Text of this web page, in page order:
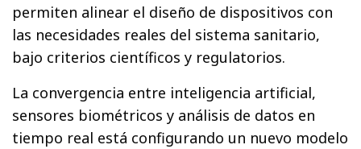
permiten alinear el diseño de dispositivos con
las necesidades reales del sistema sanitario,
bajo criterios científicos y regulatorios.
La convergencia entre inteligencia artificial,
sensores biométricos y análisis de datos en
tiempo real está configurando un nuevo modelo